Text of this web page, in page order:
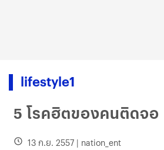
lifestyle1
5 โรคฮิตของคนติดจอ
13 ก.ย. 2557 | nation_ent